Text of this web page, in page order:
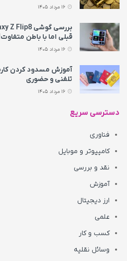
قبلی اما با باطن
آموزش مسدود کردن
تلفنی و حضوری
دسترسی سریع
فناوری
کامپیوتر و موبایل
نقد و بررسی
آموزش
ارز دیجیتال
علمی
کسب و کار
وسائل نقلیه